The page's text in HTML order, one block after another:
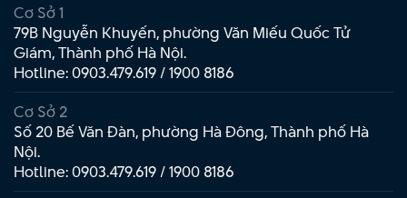
Cơ Sở 1
79B Nguyễn Khuyến, phường Văn Miếu Quốc Tử
Giám, Thành phố Hà Nội.
Hotline:0903.479.619/1900 8186
Cơ Sở 2
Số 20 Bế Văn Đàn, phường Hà Đông, Thành phố Hà
Nội.
Hotline:0903.479.619/1900 8186